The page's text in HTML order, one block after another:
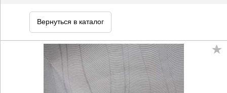
Вернуться в каталог